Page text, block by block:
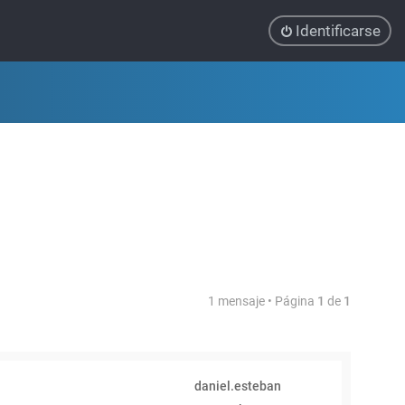
Identificarse
1 mensaje • Página 1 de 1
daniel.esteban